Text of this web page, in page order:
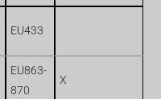
EU433
EU863-
870
X